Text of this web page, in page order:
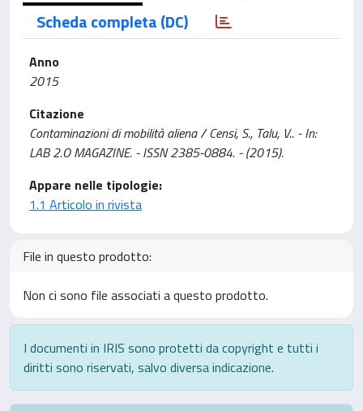
Scheda completa (DC)
Anno
2015
Citazione
Contaminazioni di mobilità aliena / Censi, S., Talu, V.. - In:
LAB 2.O MAGAZINE. - ISSN 2385-0884. - (2015).
Appare nelle tipologie:
1.1 Articolo in rivista
File in questo prodotto:
Non ci sono file associati a questo prodotto.
I documenti in IRIS sono protetti da copyright e tutti i
diritti sono riservati, salvo diversa indicazione.